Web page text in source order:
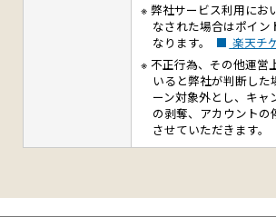
弊社サービス利用にお
なされた場合はポイン
なります。
楽天チ
不正行為、その他運営
いると弊社が判断した
ーン対象外とし、キャ
の剥奪、アカウントの
させていただきます。